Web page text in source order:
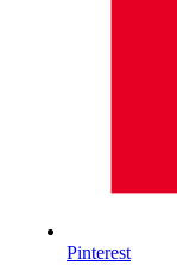
Pinterest